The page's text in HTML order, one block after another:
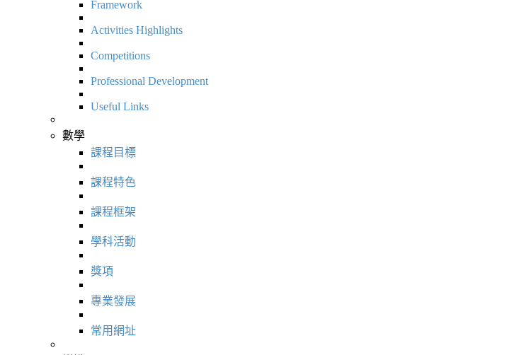
Framework
Activities Highlights
Competitions
Professional Development
Useful Links
數學
課程目標
課程特色
課程框架
學科活動
獎項
專業發展
常用網址